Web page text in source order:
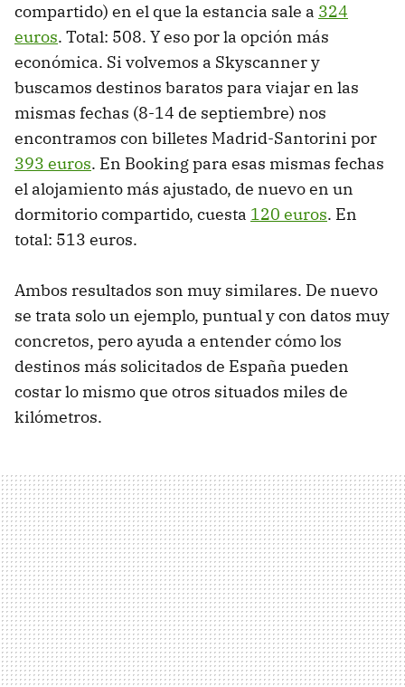
compartido) en el que la estancia sale a 324
euros. Total: 508. Y eso por la opción más
económica. Si volvemos a Skyscanner y
buscamos destinos baratos para viajar en las
mismas fechas (8-14 de septiembre) nos
encontramos con billetes Madrid-Santorini por
393 euros. En Booking para esas mismas fechas
el alojamiento más ajustado, de nuevo en un
dormitorio compartido, cuesta 120 euros. En
total: 513 euros.
Ambos resultados son muy similares. De nuevo
se trata solo un ejemplo, puntual y con datos muy
concretos, pero ayuda a entender cómo los
destinos más solicitados de España pueden
costar lo mismo que otros situados miles de
kilómetros.